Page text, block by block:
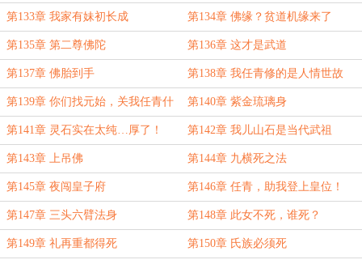
第133章 我家有妹初长成 第134章 佛缘？贫道机缘来了
第135章 第二尊佛陀 第136章 这才是武道
第137章 佛胎到手 第138章 我任青修的是人情世故
第139章 你们找元始，关我任青什
么事情
第140章 紫金琉璃身
第141章 灵石实在太纯…厚了！ 第142章 我儿山石是当代武祖
第143章 上吊佛 第144章 九横死之法
第145章 夜闯皇子府 第146章 任青，助我登上皇位！
第147章 三头六臂法身 第148章 此女不死，谁死？
第149章 礼再重都得死 第150章 氏族必须死